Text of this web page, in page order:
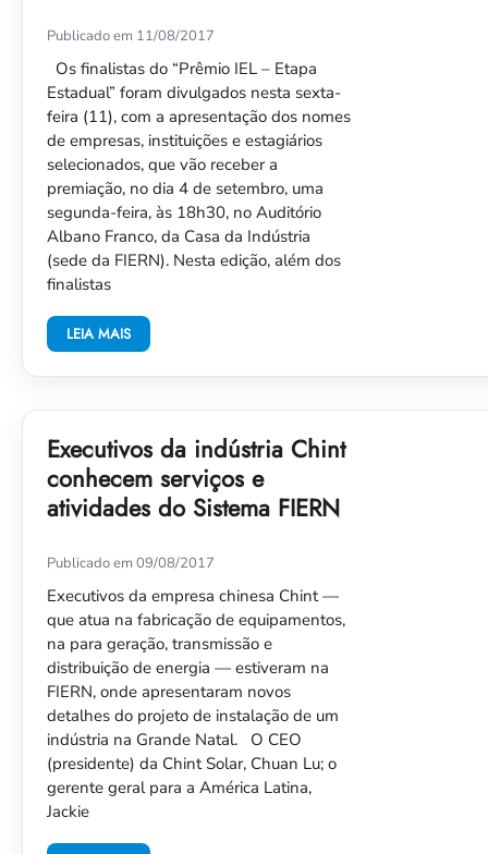
Publicado em 11/08/2017
Os finalistas do “Prêmio IEL – Etapa
Estadual” foram divulgados nesta sexta-
feira (11), com a apresentação dos nomes
de empresas, instituições e estagiários
selecionados, que vão receber a
premiação, no dia 4 de setembro, uma
segunda-feira, às 18h30, no Auditório
Albano Franco, da Casa da Indústria
(sede da FIERN). Nesta edição, além dos
finalistas
LEIA MAIS
Executivos da indústria Chint
conhecem serviços e
atividades do Sistema FIERN
Publicado em 09/08/2017
Executivos da empresa chinesa Chint —
que atua na fabricação de equipamentos,
na para geração, transmissão e
distribuição de energia — estiveram na
FIERN, onde apresentaram novos
detalhes do projeto de instalação de um
indústria na Grande Natal. O CEO
(presidente) da Chint Solar, Chuan Lu; o
gerente geral para a América Latina,
Jackie